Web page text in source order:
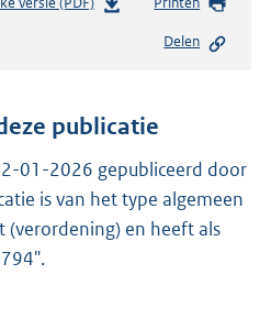
n
s
r
o
Delen
publicatie
01-2026 gepubliceerd door
is van het type algemeen
en heeft als